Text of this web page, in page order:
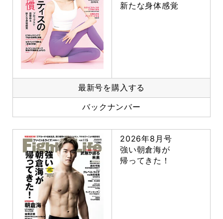
新たな身体感覚
最新号を購入する
バックナンバー
2026年8月号
強い朝倉海が
帰ってきた！